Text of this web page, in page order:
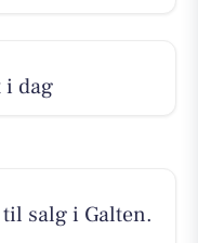
i dag
salg i Galten.